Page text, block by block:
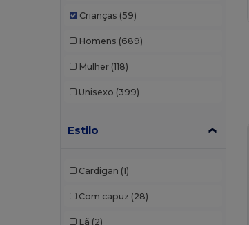
Crianças (59)
Homens (689)
Mulher (118)
Unisexo (399)
Estilo
Cardigan (1)
Com capuz (28)
Lã (2)